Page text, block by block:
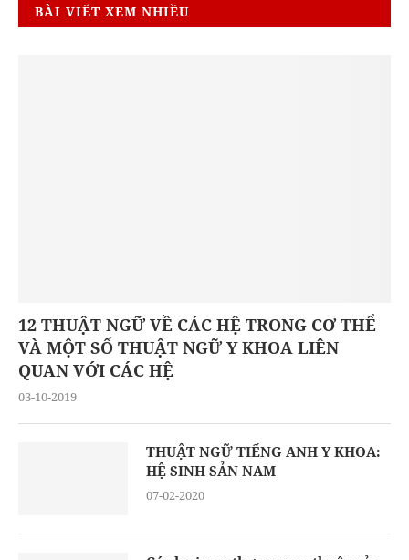
BÀI VIẾT XEM NHIỀU
12 THUẬT NGỮ VỀ CÁC HỆ TRONG CƠ THỂ
VÀ MỘT SỐ THUẬT NGỮ Y KHOA LIÊN
QUAN VỚI CÁC HỆ
03-10-2019
THUẬT NGỮ TIẾNG ANH Y KHOA:
HỆ SINH SẢN NAM
07-02-2020